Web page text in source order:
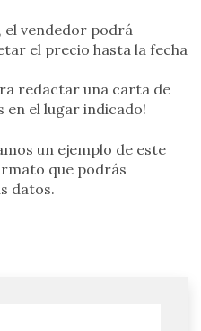
el vendedor podrá
el precio hasta la fecha
redactar una carta de
en el lugar indicado!
un ejemplo de este
que podrás
datos.